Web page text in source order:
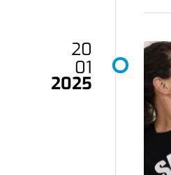
20
01
2025